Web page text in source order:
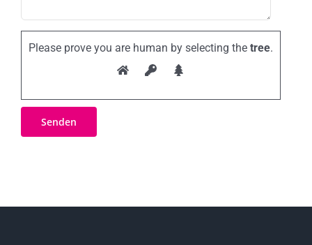
Please prove you are human by selecting the tree.